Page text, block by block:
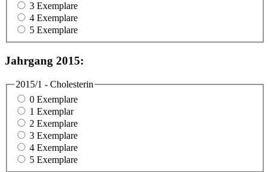
3 Exemplare
4 Exemplare
5 Exemplare
Jahrgang 2015:
2015/1 - Cholesterin
0 Exemplare
1 Exemplar
2 Exemplare
3 Exemplare
4 Exemplare
5 Exemplare